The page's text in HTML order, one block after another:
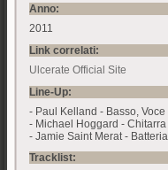
Anno:
2011
Link correlati:
Ulcerate Official Site
Line-Up:
- Paul Kelland - Basso, Voce
- Michael Hoggard - Chitarra
- Jamie Saint Merat - Batteria
Tracklist: